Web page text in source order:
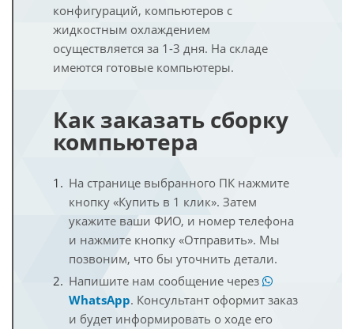
конфигураций, компьютеров с
жидкостным охлаждением
осуществляется за 1-3 дня. На складе
имеются готовые компьютеры.
Как заказать сборку
компьютера
На странице выбранного ПК нажмите
кнопку «Купить в 1 клик». Затем
укажите ваши ФИО, и номер телефона
и нажмите кнопку «Отправить». Мы
позвоним, что бы уточнить детали.
Напишите нам сообщение через
WhatsApp. Консультант оформит заказ
и будет информировать о ходе его